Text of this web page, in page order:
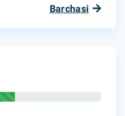
Barchasi